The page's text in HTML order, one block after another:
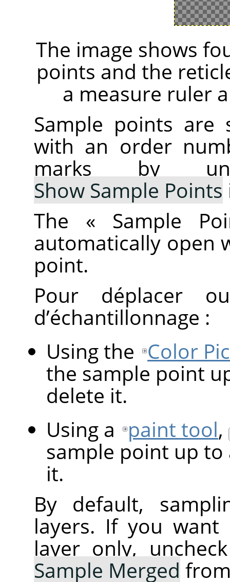
The image shows
points and the
a measure ruler
Sample points
with an order
marks by
Show Sample Points
The « Sample
automatically open
point.
Pour déplacer
d’échantillonnage :
Using the Color
the sample point
delete it.
Using a paint tool,
sample point up
it.
By default,
layers. If you
layer only,
Sample Merged